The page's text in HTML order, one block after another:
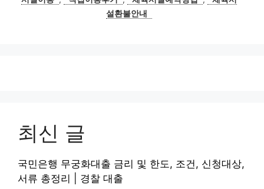
설환불안내
최신 글
국민은행 무궁화대출 금리 및 한도, 조건, 신청대상,
서류 총정리 | 경찰 대출